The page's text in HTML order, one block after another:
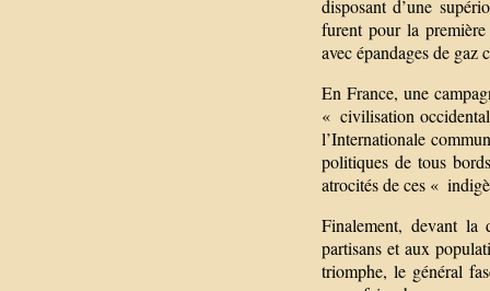
disposant d’une
furent pour la première
avec épandages de
En France, une
« civilisation
l’Internationale
politiques de tous
atrocités de ces «
Finalement, devant
partisans et aux
triomphe, le général